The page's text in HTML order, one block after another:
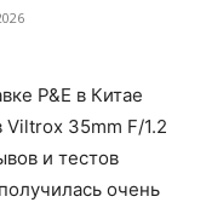
P&E в Китае
35mm F/1.2
и тестов
очень